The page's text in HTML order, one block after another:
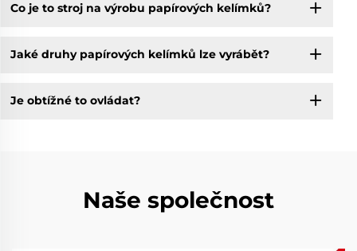
Co je to stroj na výrobu papírových kelímků?
Jaké druhy papírových kelímků lze vyrábět?
Je obtížné to ovládat?
Naše společnost